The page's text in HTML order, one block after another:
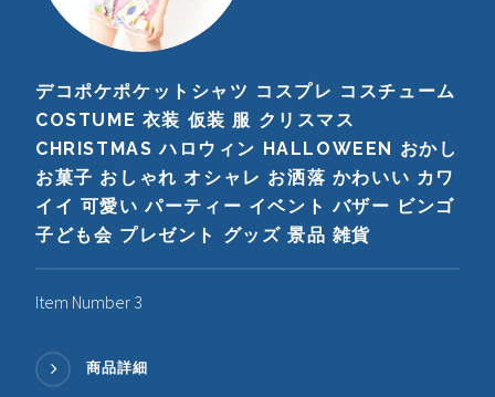
デコポケポケットシャツ コスプレ コスチューム
COSTUME 衣装 仮装 服 クリスマス
CHRISTMAS ハロウィン HALLOWEEN おかし
お菓子 おしゃれ オシャレ お洒落 かわいい カワ
イイ 可愛い パーティー イベント バザー ビンゴ
子ども会 プレゼント グッズ 景品 雑貨
Item Number 3
商品詳細